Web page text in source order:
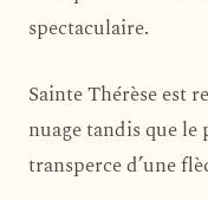
spectaculaire.
Sainte Thérèse est
nuage tandis que le
transperce d’une